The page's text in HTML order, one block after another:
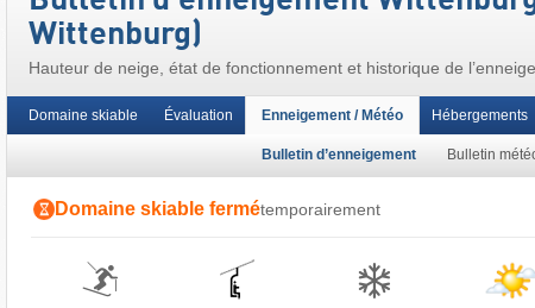
Wittenburg)
Hauteur de neige, état de fonctionnement et historique de
Domaine skiable Évaluation Enneigement / Météo
Bulletin d’enneigement Bulletin
Hébergements
Domaine skiable fermétemporairement